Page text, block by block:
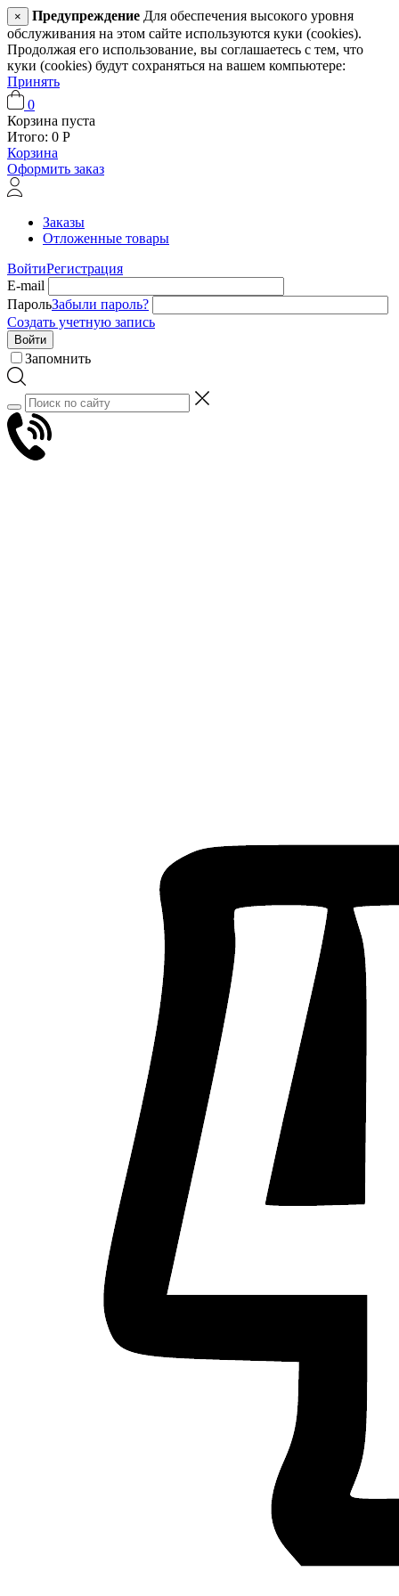
× Предупреждение Для обеспечения высокого уровня
обслуживания на этом сайте используются куки (cookies).
Продолжая его использование, вы соглашаетесь с тем, что
куки (cookies) будут сохраняться на вашем компьютере:
Принять
0
Корзина пуста
Итого: 0 Р
Корзина
Оформить заказ
Заказы
Отложенные товары
ВойтиРегистрация
E-mail
ПарольЗабыли пароль?
Создать учетную запись
Войти
Запомнить